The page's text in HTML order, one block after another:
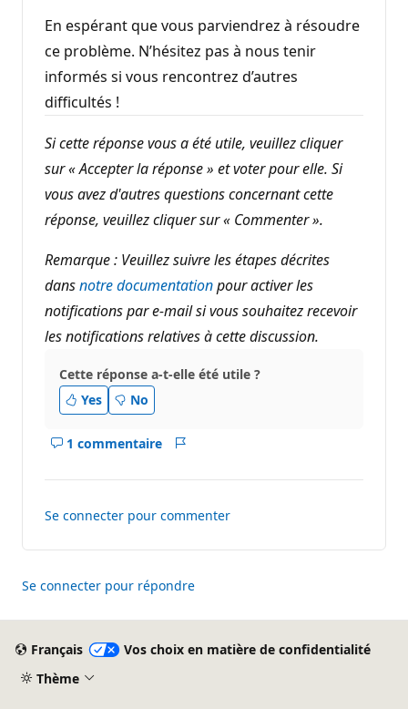
En espérant que vous parviendrez à résoudre
ce problème. N’hésitez pas à nous tenir
informés si vous rencontrez d’autres
difficultés !
Si cette réponse vous a été utile, veuillez cliquer
sur « Accepter la réponse » et voter pour elle. Si
vous avez d'autres questions concernant cette
réponse, veuillez cliquer sur « Commenter ».
Remarque : Veuillez suivre les étapes décrites
dansnotre documentationpour activer les
notifications par e-mail si vous souhaitez recevoir
les notifications relatives à cette discussion.
Cette réponse a-t-elle été utile ?
Yes
No
1 commentaire
Afficher
pour
réponse
Se connecter pour commenter
Se connecter pour répondre
Français
Vos choix en matière de confidentialité
Thème